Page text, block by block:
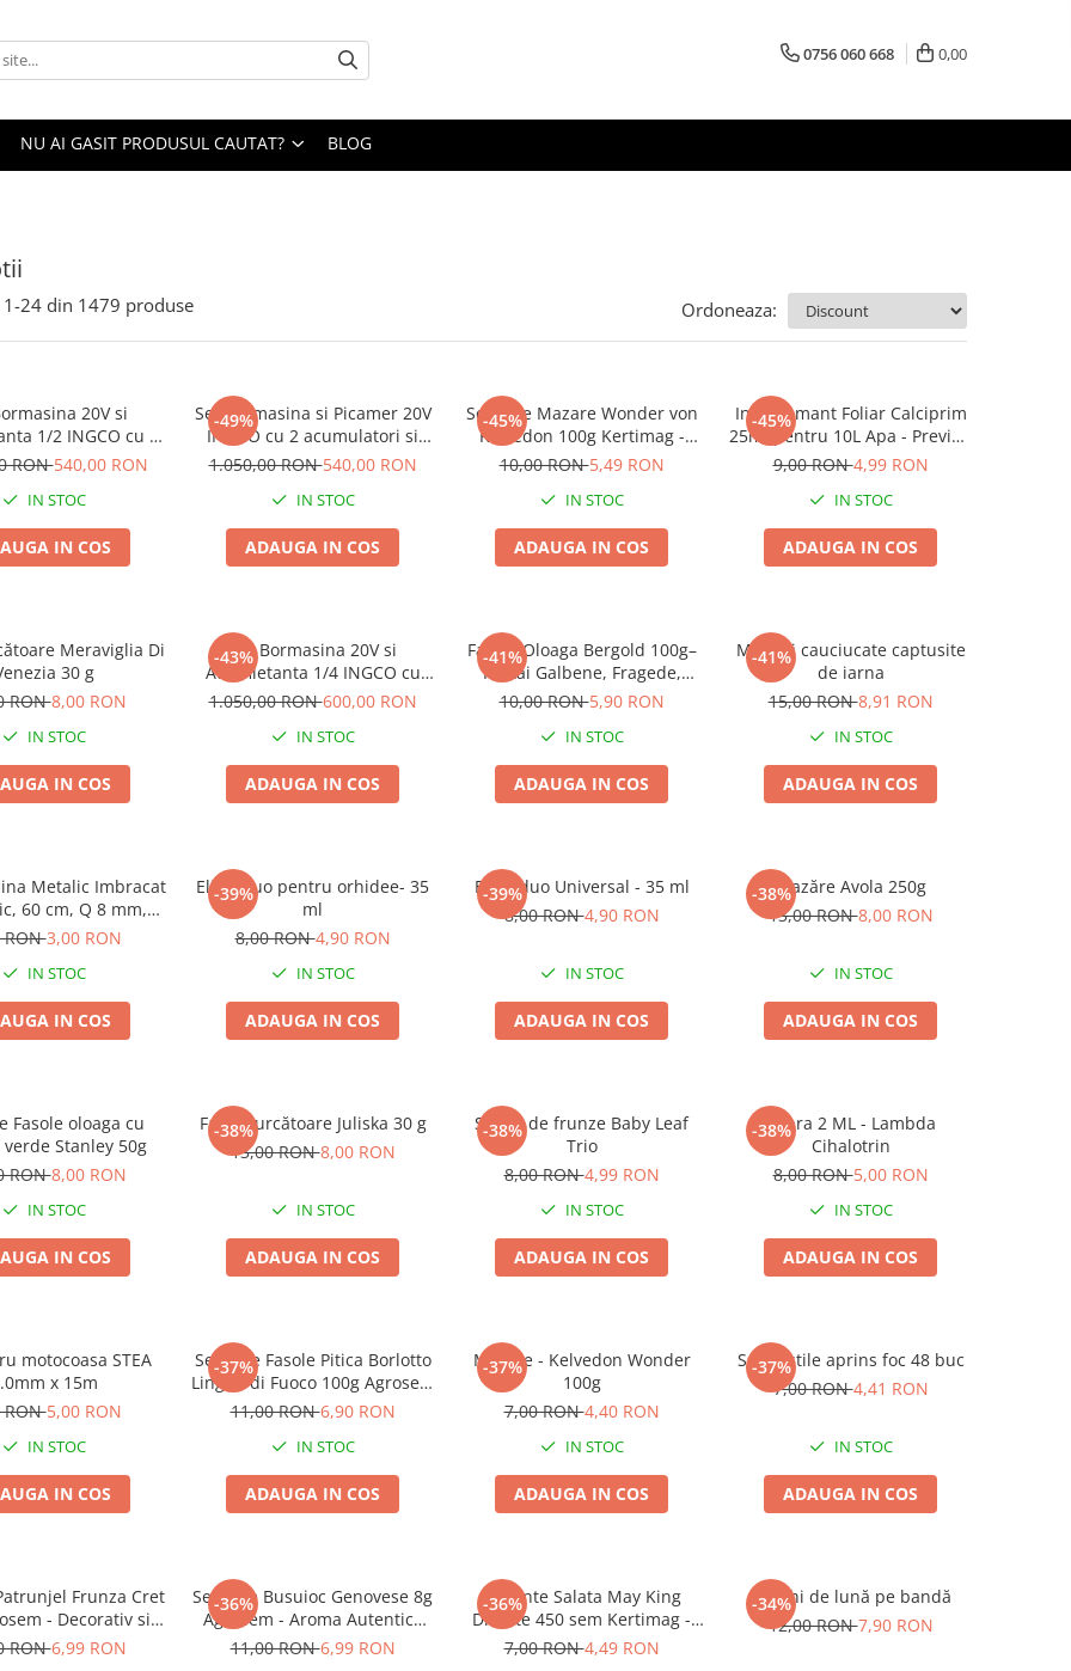
0756 060 668 0,00
NU AI GASIT PRODUSUL CAUTAT? BLOG
1-24 din 1479 produse Ordoneaza:
20V si
1/2 INGCO cu 2
si incarcator
RON540,00 RON
IN STOC
IN COS
-49%
Set Bormasina si Picamer 20V
INGCO cu 2 acumulatori si
geanta
1.050,00 RON540,00 RON
IN STOC
ADAUGA IN COS
-45%
Seminte Mazare Wonder von
Kelvedon 100g Kertimag -
Mazare Pitica Dulce de
10,00 RON5,49 RON
IN STOC
ADAUGA IN COS
-45%
Ingrasamant Foliar Calciprim
25ml pentru 10L Apa - Previne
Putregaiul la Rosii si Legume
9,00 RON4,99 RON
IN STOC
ADAUGA IN COS
Meraviglia Di
30 g
RON8,00 RON
IN STOC
IN COS
-43%
Set Bormasina 20V si
Autofiletanta 1/4 INGCO cu
accesorii
1.050,00 RON600,00 RON
IN STOC
ADAUGA IN COS
-41%
Fasole Oloaga Bergold 100g–
Pastai Galbene, Fragede,
Randament Excelent
10,00 RON5,90 RON
IN STOC
ADAUGA IN COS
-41%
Manusi cauciucate captusite
de iarna
15,00 RON8,91 RON
IN STOC
ADAUGA IN COS
Metalic Imbracat
60 cm, Q 8 mm,
(MF), Tutore
RON3,00 RON
IN STOC
IN COS
-39%
Elixir Duo pentru orhidee- 35
ml
8,00 RON4,90 RON
IN STOC
ADAUGA IN COS
-39%
Elixir duo Universal - 35 ml
8,00 RON4,90 RON
IN STOC
ADAUGA IN COS
-38%Mazăre Avola 250g
13,00 RON8,00 RON
IN STOC
ADAUGA IN COS
Fasole oloaga cu
Stanley 50g
RON8,00 RON
IN STOC
IN COS
-38%
Fasole urcătoare Juliska 30 g
13,00 RON8,00 RON
IN STOC
ADAUGA IN COS
-38%
Salată de frunze Baby Leaf
Trio
8,00 RON4,99 RON
IN STOC
ADAUGA IN COS
-38%
Zebra 2 ML - Lambda
Cihalotrin
8,00 RON5,00 RON
IN STOC
ADAUGA IN COS
motocoasa STEA
x 15m
RON5,00 RON
IN STOC
IN COS
-37%
Seminte Fasole Pitica Borlotto
Lingua di Fuoco 100g Agrosem
- Aspect Marmorat si Gust
11,00 RON6,90 RON
IN STOC
ADAUGA IN COS
-37%
Mazăre - Kelvedon Wonder
100g
7,00 RON4,40 RON
IN STOC
ADAUGA IN COS
-37%
Set pastile aprins foc 48 buc
7,00 RON4,41 RON
IN STOC
ADAUGA IN COS
Frunza Cret
- Decorativ si
Bucataria Ta
RON6,99 RON
-36%
Seminte Busuioc Genovese 8g
Agrosem - Aroma Autentica
Italiana pentru Pesto
11,00 RON6,99 RON
-36%
Seminte Salata May King
Drajate 450 sem Kertimag -
Soi Timpuriu Regele Mai
7,00 RON4,49 RON
-34%
Ridichi de lună pe bandă
12,00 RON7,90 RON